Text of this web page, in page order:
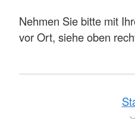
Nehmen Sie bitte mit
vor Ort, siehe oben